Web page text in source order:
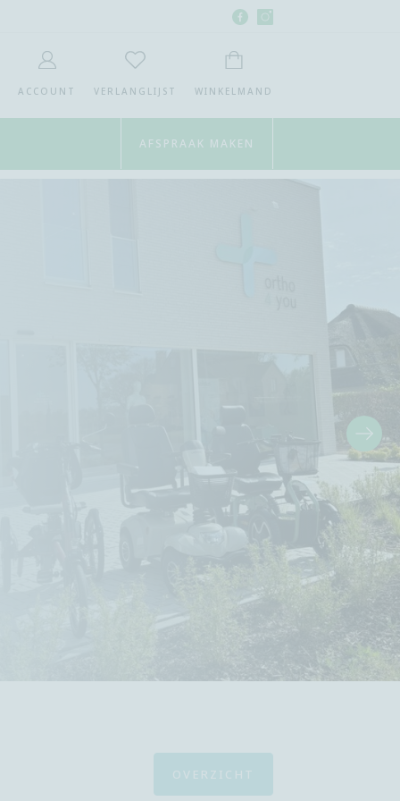
Facebook
Ortho4you
Instagram
Ortho4you
ACCOUNT VERLANGLIJST WINKELMAND
ZOEKEN
AFSPRAAK MAKEN
OVERZICHT